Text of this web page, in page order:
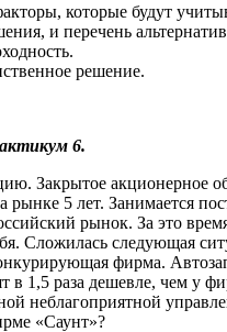
которые будут
и перечень
решение.
6.
Закрытое акционерное
рынке 5 лет. Занимается
рынок. За это
Сложилась следующая
фирма.
в 1,5 раза дешевле, чем у
неблагоприятной
«Саунт»?